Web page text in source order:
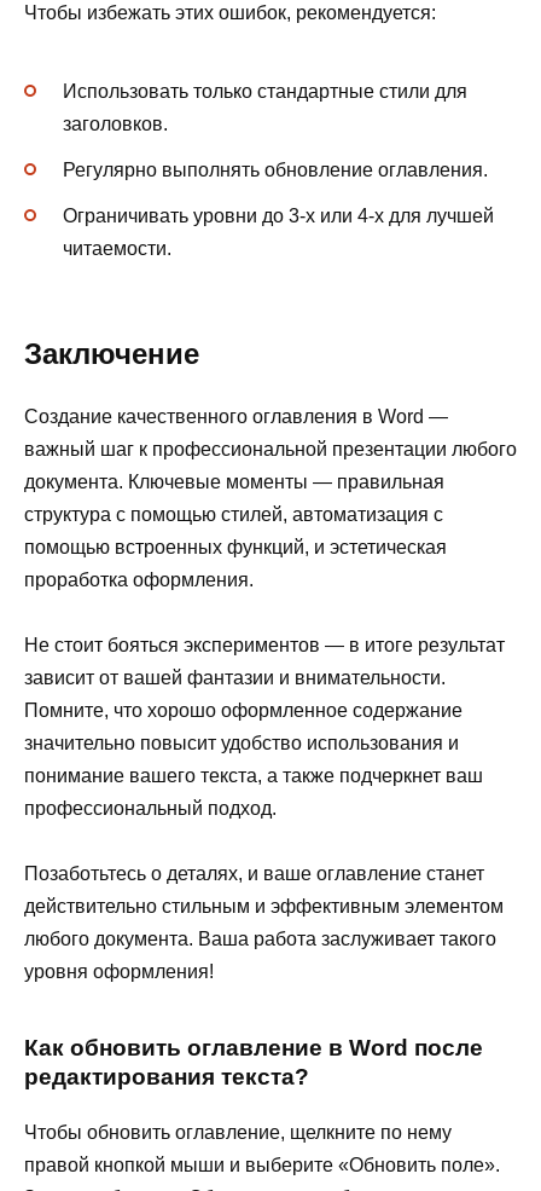
Чтобы избежать этих ошибок, рекомендуется:
Использовать только стандартные стили для
заголовков.
Регулярно выполнять обновление оглавления.
Ограничивать уровни до 3-х или 4-х для лучшей
читаемости.
Заключение
Создание качественного оглавления в Word —
важный шаг к профессиональной презентации любого
документа. Ключевые моменты — правильная
структура с помощью стилей, автоматизация с
помощью встроенных функций, и эстетическая
проработка оформления.
Не стоит бояться экспериментов — в итоге результат
зависит от вашей фантазии и внимательности.
Помните, что хорошо оформленное содержание
значительно повысит удобство использования и
понимание вашего текста, а также подчеркнет ваш
профессиональный подход.
Позаботьтесь о деталях, и ваше оглавление станет
действительно стильным и эффективным элементом
любого документа. Ваша работа заслуживает такого
уровня оформления!
Как обновить оглавление в Word после
редактирования текста?
Чтобы обновить оглавление, щелкните по нему
правой кнопкой мыши и выберите «Обновить поле».